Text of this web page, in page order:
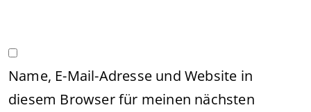
Name, E-Mail-Adresse und Website in
diesem Browser für meinen nächsten